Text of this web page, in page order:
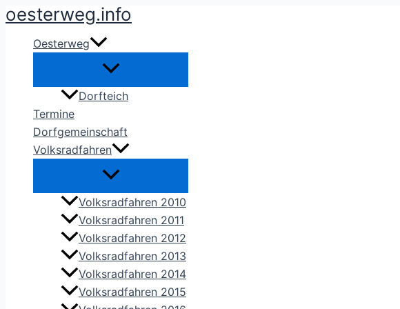
Zum
Inhalt
springen
oesterweg.info
Oesterweg
Dorfteich
Termine
Dorfgemeinschaft
Volksradfahren
Volksradfahren 2010
Volksradfahren 2011
Volksradfahren 2012
Volksradfahren 2013
Volksradfahren 2014
Volksradfahren 2015